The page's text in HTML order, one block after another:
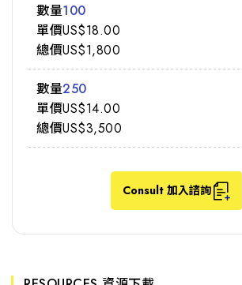
100
US$18.00
US$1,800
250
US$14.00
US$3,500
Consult 加入諮詢